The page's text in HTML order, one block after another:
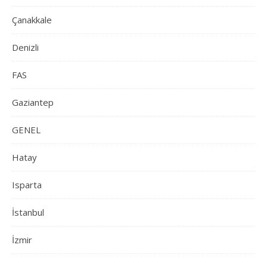
Çanakkale
Denizli
FAS
Gaziantep
GENEL
Hatay
Isparta
İstanbul
İzmir